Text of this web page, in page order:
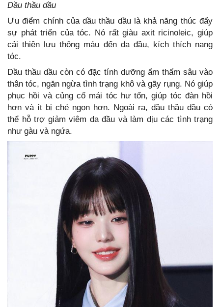
Dầu thầu dầu
Ưu điểm chính của dầu thầu dầu là khả năng thúc đẩy
sự phát triển của tóc. Nó rất giàu axit ricinoleic, giúp
cải thiện lưu thông máu đến da đầu, kích thích nang
tóc.
Dầu thầu dầu còn có đặc tính dưỡng ẩm thấm sâu vào
thân tóc, ngăn ngừa tình trạng khô và gãy rụng. Nó giúp
phục hồi và củng cố mái tóc hư tổn, giúp tóc đàn hồi
hơn và ít bị chẻ ngọn hơn. Ngoài ra, dầu thầu dầu có
thể hỗ trợ giảm viêm da đầu và làm dịu các tình trạng
như gàu và ngứa.